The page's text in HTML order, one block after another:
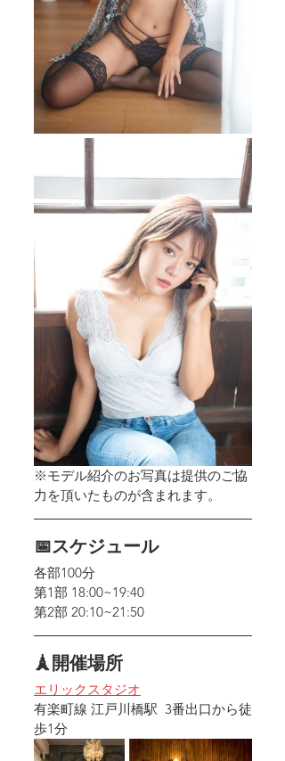
※モデル紹介のお写真は提供のご協
力を頂いたものが含まれます。
📅スケジュール
各部100分
第1部 18:00~19:40
第2部 20:10~21:50
🗼開催場所
エリックスタジオ
有楽町線 江戸川橋駅  3番出口から徒
歩1分